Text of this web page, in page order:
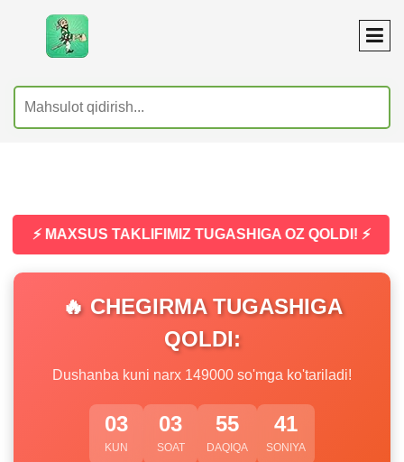
⚡ MAXSUS TAKLIFIMIZ TUGASHIGA OZ QOLDI! ⚡
🔥 CHEGIRMA TUGASHIGA
QOLDI:
Dushanba kuni narx 149000 so'mga ko'tariladi!
03
KUN
03
SOAT
55
DAQIQA
41
SONIYA